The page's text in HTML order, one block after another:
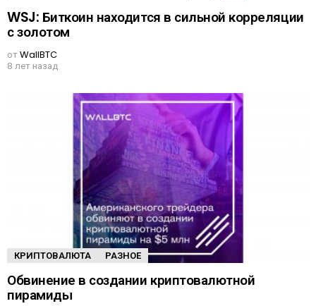
WSJ: Биткоин находится в сильной корреляции
с золотом
отWallBTC
8 лет назад
КРИПТОВАЛЮТА РАЗНОЕ
Обвинение в создании криптовалютной
пирамиды